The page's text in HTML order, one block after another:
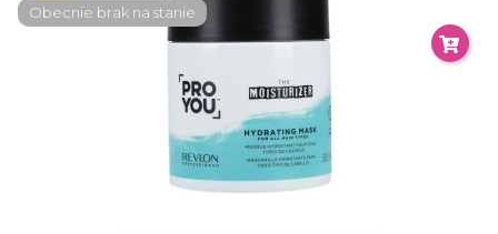
Obecnie brak na stanie